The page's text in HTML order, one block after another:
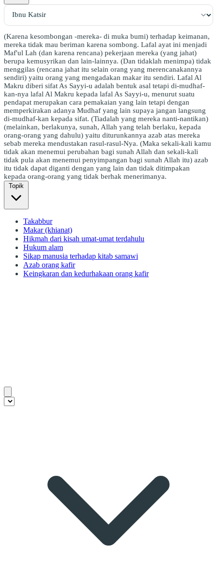
(Karena kesombongan -mereka- di muka bumi) terhadap keimanan,
mereka tidak mau beriman karena sombong. Lafal ayat ini menjadi
Maf'ul Lah (dan karena rencana) pekerjaan mereka (yang jahat)
berupa kemusyrikan dan lain-lainnya. (Dan tidaklah menimpa) tidak
menggilas (rencana jahat itu selain orang yang merencanakannya
sendiri) yaitu orang yang mengadakan makar itu sendiri. Lafal Al
Makru diberi sifat As Sayyi-u adalah bentuk asal tetapi di-mudhaf-
kan-nya lafal Al Makru kepada lafal As Sayyi-u, menurut suatu
pendapat merupakan cara pemakaian yang lain tetapi dengan
memperkirakan adanya Mudhaf yang lain supaya jangan langsung
di-mudhaf-kan kepada sifat. (Tiadalah yang mereka nanti-nantikan)
(melainkan, berlakunya, sunah, Allah yang telah berlaku, kepada
orang-orang yang dahulu) yaitu diturunkannya azab atas mereka
sebab mereka mendustakan rasul-rasul-Nya. (Maka sekali-kali kamu
tidak akan menemui perubahan bagi sunah Allah dan sekali-kali
tidak pula akan menemui penyimpangan bagi sunah Allah itu) azab
itu tidak dapat diganti dengan yang lain dan tidak ditimpakan
kepada orang-orang yang tidak berhak menerimanya.
Topik
Takabbur
Makar (khianat)
Hikmah dari kisah umat-umat terdahulu
Hukum alam
Sikap manusia terhadap kitab samawi
Azab orang kafir
Keingkaran dan kedurhakaan orang kafir